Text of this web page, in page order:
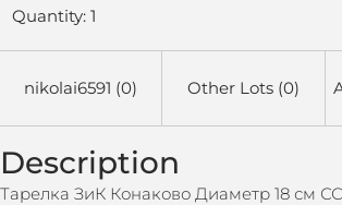
Quantity: 1
nikolai6591 (0) Other Lots (0)
Description
Тарелка ЗиК Конаково Диаметр 18 см